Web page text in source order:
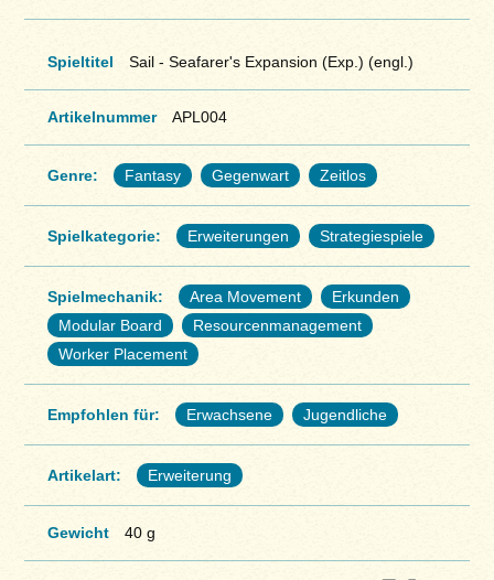
Spieltitel Sail - Seafarer's Expansion (Exp.) (engl.)
Artikelnummer APL004
Genre: Fantasy Gegenwart Zeitlos
Spielkategorie: Erweiterungen Strategiespiele
Spielmechanik: Area Movement
Erkunden
Modular Board
Resourcenmanagement
Worker Placement
Empfohlen für: Erwachsene Jugendliche
Artikelart: Erweiterung
Gewicht 40 g